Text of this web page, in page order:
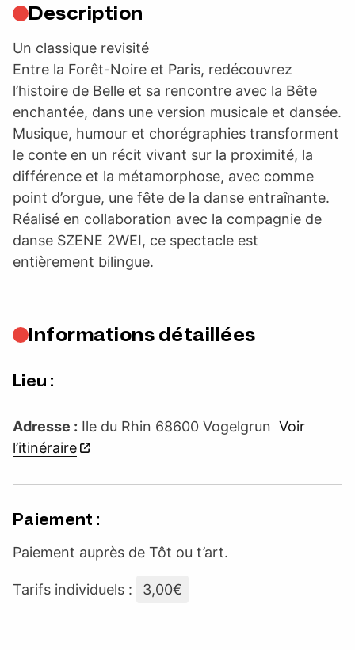
Description
Un classique revisité
Entre la Forêt-Noire et Paris, redécouvrez
l’histoire de Belle et sa rencontre avec la Bête
enchantée, dans une version musicale et dansée.
Musique, humour et chorégraphies transforment
le conte en un récit vivant sur la proximité, la
différence et la métamorphose, avec comme
point d’orgue, une fête de la danse entraînante.
Réalisé en collaboration avec la compagnie de
danse SZENE 2WEI, ce spectacle est
entièrement bilingue.
Informations détaillées
Lieu :
Adresse : Ile du Rhin 68600 Vogelgrun Voir
l’itinéraire
Paiement :
Paiement auprès de Tôt ou t’art.
Tarifs individuels : 3,00€